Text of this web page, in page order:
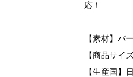
応！
【素材】パ
【商品サイ
【生産国】